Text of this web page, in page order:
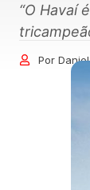
“O Havaí
Por